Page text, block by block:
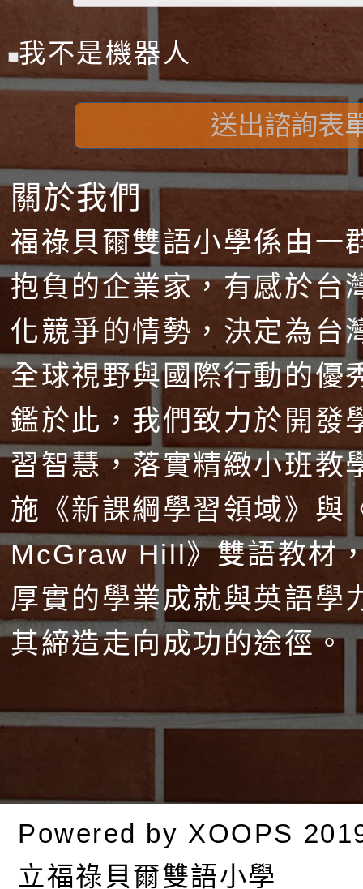
我不是機器人
送出諮詢表
關於我們
福祿貝爾雙語小學係由一
抱負的企業家，有感於台
化競爭的情勢，決定為台
全球視野與國際行動的優
鑑於此，我們致力於開發
習智慧，落實精緻小班教
施《新課綱學習領域》與
McGraw Hill》雙語教材
厚實的學業成就與英語學
其締造走向成功的途徑。
Powered by XOOPS
立福祿貝爾雙語小學